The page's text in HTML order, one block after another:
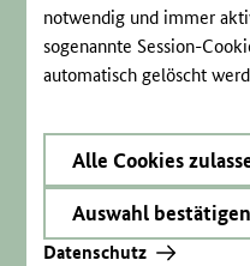
notwendig und immer
sogenannte Session-
automatisch gelöscht
Alle Cookies
Auswahl bestätigen
Datenschutz